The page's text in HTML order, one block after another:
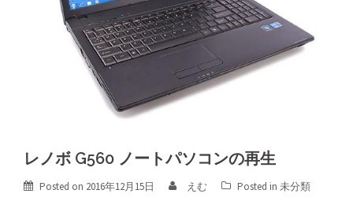
レノボ G560 ノートパソコンの再生
Posted on 2016年12月15日 えむ Posted in 未分類